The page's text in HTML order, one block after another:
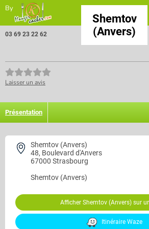
By
Shemtov
(Anvers)
03 69 23 22 62
Laisser un avis
Présentation
Shemtov (Anvers)
48, Boulevard d'Anvers
67000 Strasbourg
Shemtov (Anvers)
Afficher Shemtov (Anvers) sur
Itinéraire Waze